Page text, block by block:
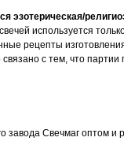
эзотерическая/
используется
рецепты
с тем, что партии
завода Свечмаг